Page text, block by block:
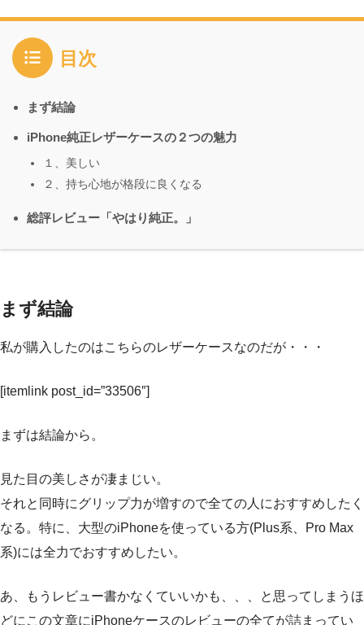
目次
まず結論
iPhone純正レザーケースの２つの魅力
１、美しい
２、持ち心地が格段に良くなる
総評レビュー「やはり純正。」
まず結論
私が購入したのはこちらのレザーケースなのだが・・・
[itemlink post_id=”33506″]
まずは結論から。
見た目の美しさが凄まじい。
それと同時にグリップ力が増すので全ての人におすすめしたく
なる。特に、大型のiPhoneを使っている方(Plus系、Pro Max
系)には全力でおすすめしたい。
あ、もうレビュー書かなくていいかも、、、と思ってしまうほ
どにこの文章にiPhoneケースのレビューの全てが詰まってい